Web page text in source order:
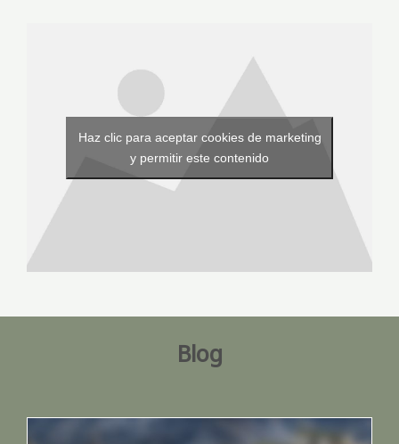
Haz clic para aceptar cookies de marketing
y permitir este contenido
Blog